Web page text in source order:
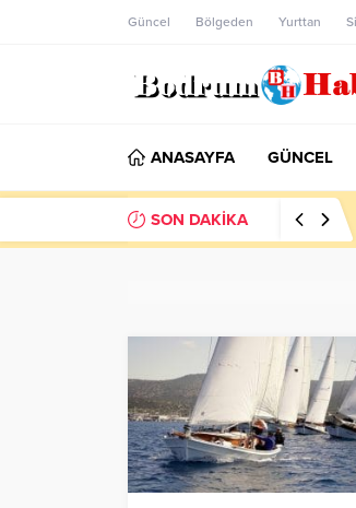
Güncel Bölgeden Yurttan
ANASAYFA GÜNCEL
SON DAKİKA